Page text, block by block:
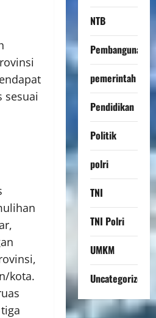
sesuai
kota.
NTB
Pembangunan
pemerintah
Pendidikan
Politik
polri
TNI
TNI Polri
UMKM
Uncategorized